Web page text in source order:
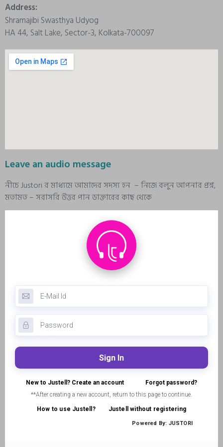
Address:
Shramajibi Swasthya Udyog
HA 44, Salt Lake, Sector-3, Kolkata-700097
Leave an audio message
নীচে Justori র মাধ্যমে আমাদের সদস্য হন – নিজে বলুন আপনার প্রশ্ন,
মতামত – সরাসরি উত্তর পান ডাক্তারের কাছ থেকে